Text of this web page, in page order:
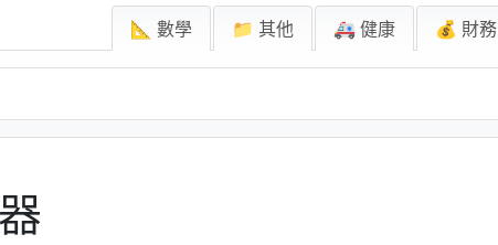
📐 數學 📁 其他 🚑 健康 💰 財務